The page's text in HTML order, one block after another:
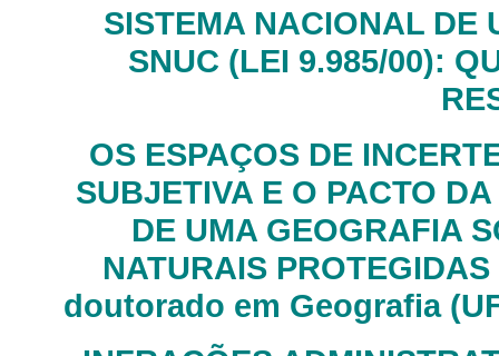
SISTEMA NACIONAL DE
SNUC (LEI 9.985/00):
OS ESPAÇOS DE
SUBJETIVA E O PACTO
DE UMA GEOGRAFIA
NATURAIS
doutorado em Geografia